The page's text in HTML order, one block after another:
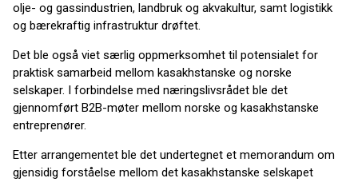
olje- og gassindustrien, landbruk og akvakultur, samt logistikk
og bærekraftig infrastruktur drøftet.
Det ble også viet særlig oppmerksomhet til potensialet for
praktisk samarbeid mellom kasakhstanske og norske
selskaper. I forbindelse med næringslivsrådet ble det
gjennomført B2B-møter mellom norske og kasakhstanske
entreprenører.
Etter arrangementet ble det undertegnet et memorandum om
gjensidig forståelse mellom det kasakhstanske selskapet